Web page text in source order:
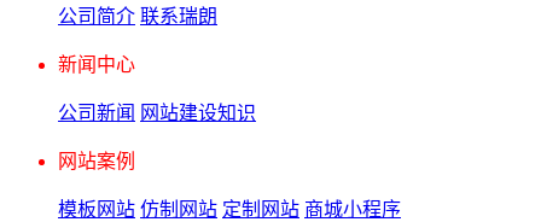
公司简介 联系瑞朗
新闻中心
公司新闻 网站建设知识
网站案例
模板网站 仿制网站 定制网站 商城小程序